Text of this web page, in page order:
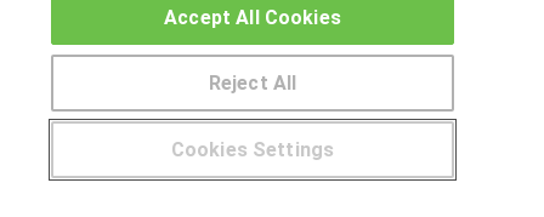
Canal ético
¿Tienes alguna duda? 900 264 357
Cookies Settings
Reject All
Accept All Cookies